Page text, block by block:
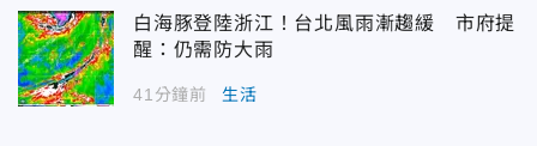
白海豚登陸浙江！台北風雨漸趨緩 市府提
醒：仍需防大雨
41分鐘前 生活